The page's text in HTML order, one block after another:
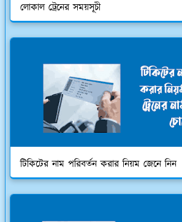
লোকাল ট্রেনের সময়সূচী
টিকিটের নাম পরিবর্তন করার নিয়ম জেনে নিন